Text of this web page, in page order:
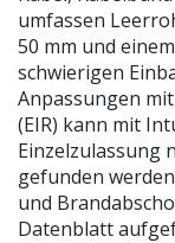
umfassen
50 mm und
schwierigen
Anpassungen
(EIR) kann mit
Einzelzulassung
gefunden
und
Datenblatt